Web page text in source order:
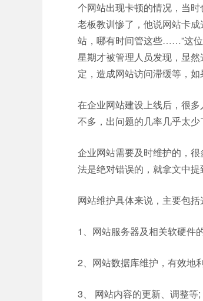
个网站出现卡顿的情况，当
老板教训惨了，他说网站卡
站，哪有时间管这些……”这
星期才被管理人员发现，显
定，造成网站访问滞缓等，
在企业网站建设上线后，很
不多，出问题的几率几乎太少
企业网站需要及时维护的，
法是绝对错误的，就拿文中
网站维护具体来说，主要包括
1、网站服务器及相关软硬件
2、网站数据库维护，有效地
3、 网站内容的更新、调整等;